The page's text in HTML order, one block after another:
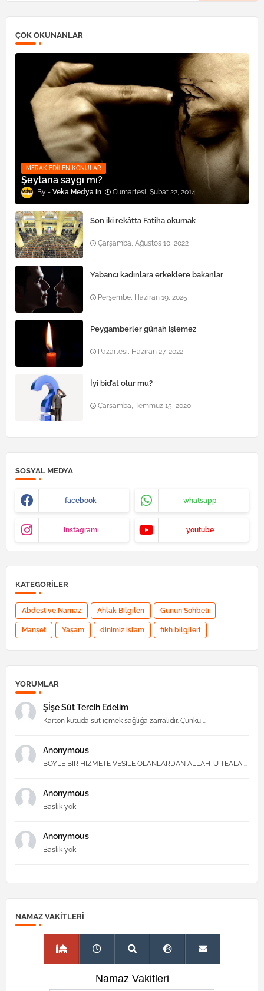
ÇOK OKUNANLAR
MERAK EDILEN KONULAR
Şeytana saygı mı?
Veka Medya Cumartesi, Şubat 22, 2014
Son iki rekâtta Fatiha okumak
Çarşamba, Ağustos 10, 2022
Yabancı kadınlara erkeklere bakanlar
Perşembe, Haziran 19, 2025
Peygamberler günah işlemez
Pazartesi, Haziran 27, 2022
İyi bid’at olur mu?
Çarşamba, Temmuz 15, 2020
SOSYAL MEDYA
facebook whatsapp
instagram youtube
KATEGORILER
Abdest ve Namaz Ahlak Bilgileri Günün Sohbeti
Manşet Yaşam dinimiz islam fıkh bilgileri
YORUMLAR
Şİşe Süt Tercih Edelim
Karton kutuda süt içmek sağlığa zarralıdır. Çünkü ...
Anonymous
BÖYLE BİR HİZMETE VESİLE OLANLARDAN ALLAH-Ü TEALA ...
Anonymous
Başlık yok
Anonymous
Başlık yok
NAMAZ VAKITLERI